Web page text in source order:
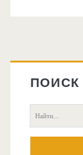
ПОИСК
Поиск: